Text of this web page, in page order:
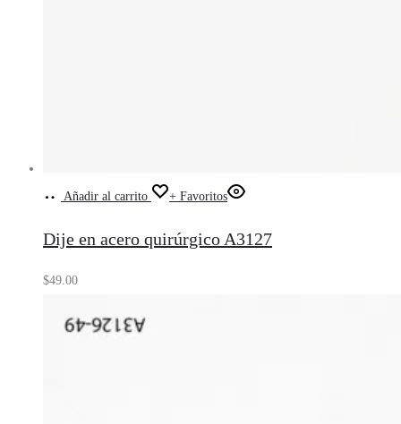
Añadir al carrito + Favoritos
Dije en acero quirúrgico A3127
$49.00